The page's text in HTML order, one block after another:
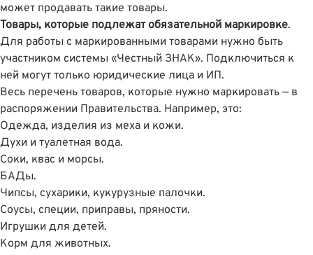
может продавать такие товары.
Товары, которые подлежат обязательной маркировке.
Для работы с маркированными товарами нужно быть
участником системы «Честный ЗНАК». Подключиться к
ней могут только юридические лица и ИП.
Весь перечень товаров, которые нужно маркировать — в
распоряжении Правительства. Например, это:
Одежда, изделия из меха и кожи.
Духи и туалетная вода.
Соки, квас и морсы.
БАДы.
Чипсы, сухарики, кукурузные палочки.
Соусы, специи, приправы, пряности.
Игрушки для детей.
Корм для животных.